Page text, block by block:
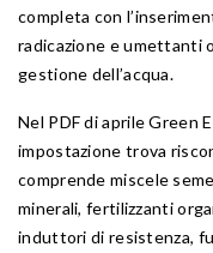
completa con
radicazione e umettanti
gestione dell’acqua.
Nel PDF di aprile Green
impostazione trova
comprende miscele
minerali, fertilizzanti
induttori di resistenza,